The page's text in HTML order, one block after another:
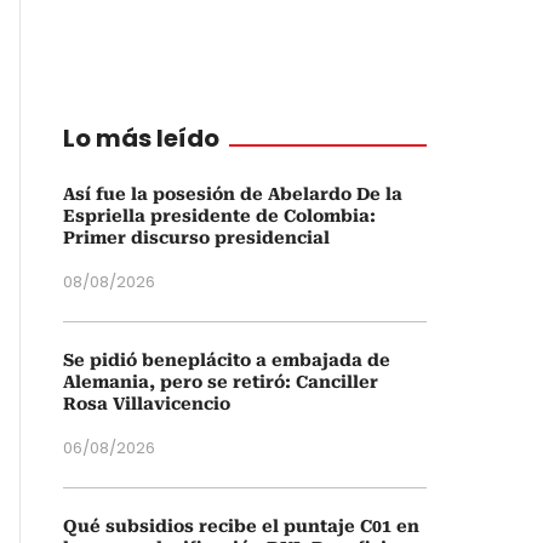
Lo más leído
Así fue la posesión de Abelardo De la
Espriella presidente de Colombia:
Primer discurso presidencial
08/08/2026
Se pidió beneplácito a embajada de
Alemania, pero se retiró: Canciller
Rosa Villavicencio
06/08/2026
Qué subsidios recibe el puntaje C01 en